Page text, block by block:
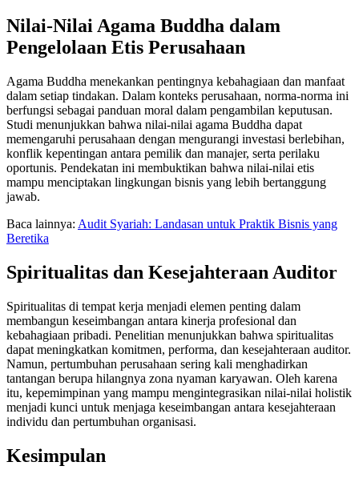
Nilai-Nilai Agama Buddha dalam
Pengelolaan Etis Perusahaan
Agama Buddha menekankan pentingnya kebahagiaan dan manfaat
dalam setiap tindakan. Dalam konteks perusahaan, norma-norma ini
berfungsi sebagai panduan moral dalam pengambilan keputusan.
Studi menunjukkan bahwa nilai-nilai agama Buddha dapat
memengaruhi perusahaan dengan mengurangi investasi berlebihan,
konflik kepentingan antara pemilik dan manajer, serta perilaku
oportunis. Pendekatan ini membuktikan bahwa nilai-nilai etis
mampu menciptakan lingkungan bisnis yang lebih bertanggung
jawab.
Baca lainnya: Audit Syariah: Landasan untuk Praktik Bisnis yang
Beretika
Spiritualitas dan Kesejahteraan Auditor
Spiritualitas di tempat kerja menjadi elemen penting dalam
membangun keseimbangan antara kinerja profesional dan
kebahagiaan pribadi. Penelitian menunjukkan bahwa spiritualitas
dapat meningkatkan komitmen, performa, dan kesejahteraan auditor.
Namun, pertumbuhan perusahaan sering kali menghadirkan
tantangan berupa hilangnya zona nyaman karyawan. Oleh karena
itu, kepemimpinan yang mampu mengintegrasikan nilai-nilai holistik
menjadi kunci untuk menjaga keseimbangan antara kesejahteraan
individu dan pertumbuhan organisasi.
Kesimpulan